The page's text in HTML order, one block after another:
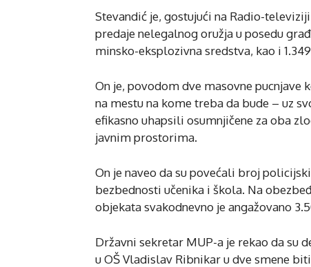
Stevandić je, gostujući na Radio-
predaje nelegalnog oružja u posedu
minsko-eksplozivna sredstva, kao i
On je, povodom dve masovne pucnjave
na mestu na kome treba da bude – uz
efikasno uhapsili osumnjičene za oba
javnim prostorima.
On je naveo da su povećali broj
bezbednosti učenika i škola. Na
objekata svakodnevno je angažovano
Državni sekretar MUP-a je rekao da su
u OŠ Vladislav Ribnikar u dve smene